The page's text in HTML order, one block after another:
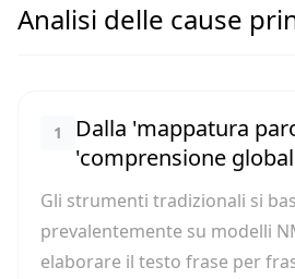
Analisi delle cause
1
Dalla 'mappatura
'comprensione
Gli strumenti tradizionali si
prevalentemente su modelli
elaborare il testo frase per